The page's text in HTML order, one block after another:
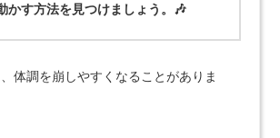
かす方法を見つけましょう。🎶
体調を崩しやすくなることがありま